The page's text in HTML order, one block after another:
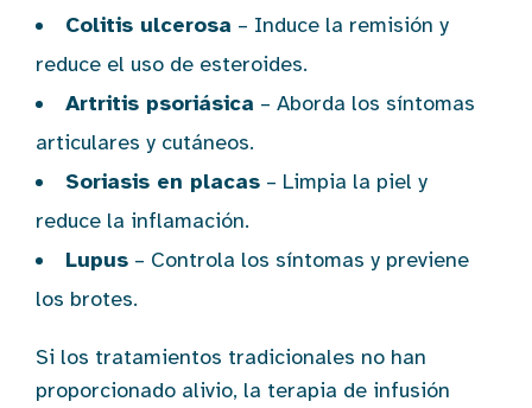
Colitis ulcerosa – Induce la remisión y
reduce el uso de esteroides.
Artritis psoriásica – Aborda los síntomas
articulares y cutáneos.
Soriasis en placas – Limpia la piel y
reduce la inflamación.
Lupus – Controla los síntomas y previene
los brotes.
Si los tratamientos tradicionales no han
proporcionado alivio, la terapia de infusión